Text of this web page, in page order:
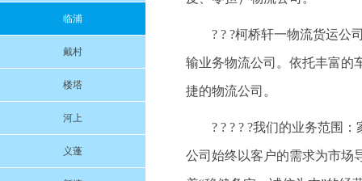
临浦
戴村
楼塔
河上
义蓬
? ? ?柯桥轩一物流货运公
输业务物流公司。依托丰富的
捷的物流公司。
? ? ? ? ?我们的业务范围
公司始终以客户的需求为市场